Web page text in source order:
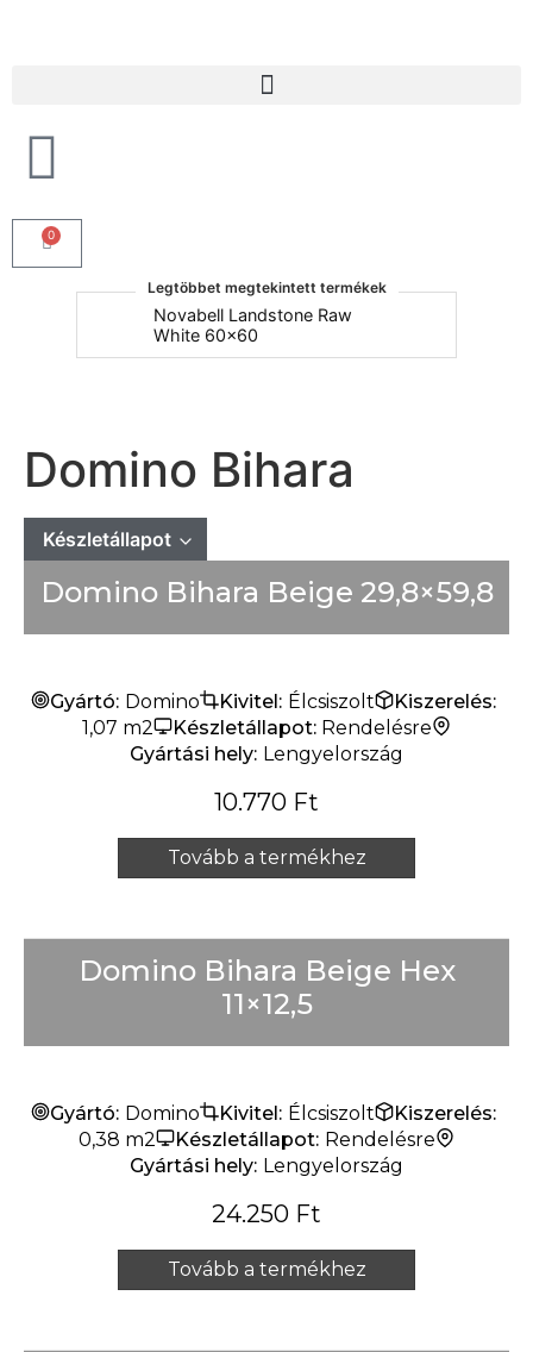
0
Legtöbbet megtekintett termékek
Novabell Landstone Raw
White 60x60
Domino Bihara
Készletállapot
Mindet mutat
Domino Bihara Beige 29,8×59,8
Gyártó: Domino Kivitel: Élcsiszolt
Kiszerelés:
1,07 m2
Készletállapot: Rendelésre
Gyártási hely: Lengyelország
10.770 Ft
Tovább a termékhez
Domino Bihara Beige Hex
11×12,5
Gyártó: Domino Kivitel: Élcsiszolt
Kiszerelés:
0,38 m2
Készletállapot: Rendelésre
Gyártási hely: Lengyelország
24.250 Ft
Tovább a termékhez